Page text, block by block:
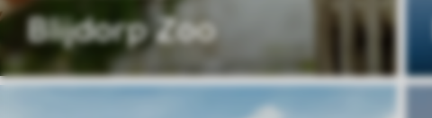
Blijdorp Zoo